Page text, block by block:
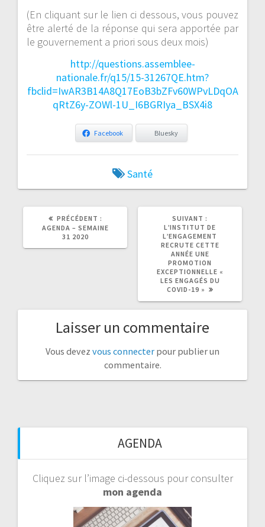
(En cliquant sur le lien ci dessous, vous pouvez
être alerté de la réponse qui sera apportée par
le gouvernement a priori sous deux mois)
http://questions.assemblee-
nationale.fr/q15/15-31267QE.htm?
fbclid=IwAR3B14A8Q17EoB3bZFv60WPvLDqOA
qRtZ6y-ZOWl-1U_I6BGRIya_BSX4i8
Facebook Bluesky
Santé
PRÉCÉDENT :
ARTICLE
PRÉCÉDENT
AGENDA – SEMAINE
31 2020
SUIVANT :
ARTICLE
L’INSTITUT DE
L’ENGAGEMENT
RECRUTE CETTE
ANNÉE UNE
PROMOTION
EXCEPTIONNELLE «
LES ENGAGÉS DU
COVID-19 »
Laisser un commentaire
Vous devez vous connecter pour publier un
commentaire.
AGENDA
Cliquez sur l’image ci-dessous pour consulter
mon agenda